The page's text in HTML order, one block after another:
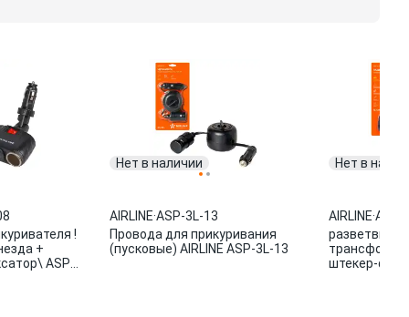
!
+
ASP-
Нет в наличии
AIRLINE·ASP-3L-13
Провода для прикуривания
(пусковые) AIRLINE ASP-3L-13
Нет в
AIRLINE·ASP-
штекер-